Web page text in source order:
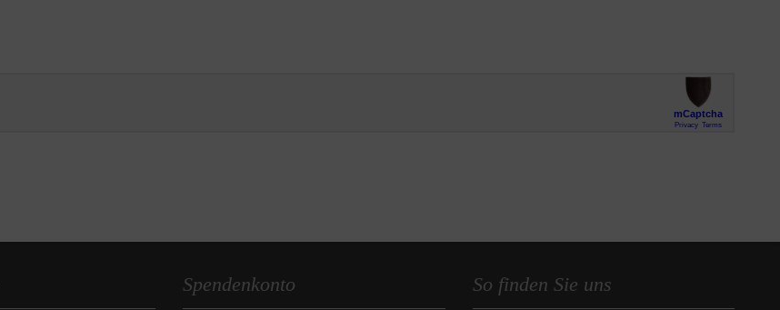
Spendenkonto So finden Sie uns